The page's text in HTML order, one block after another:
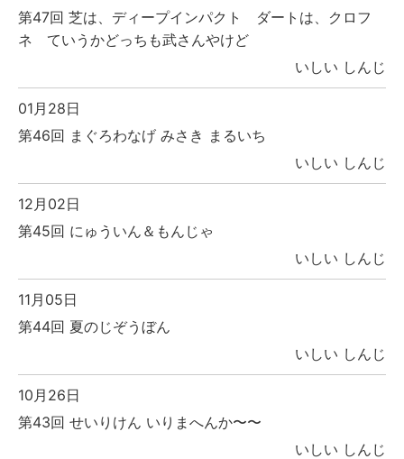
第47回 芝は、ディープインパクト ダートは、クロフ
ネ ていうかどっちも武さんやけど
いしい しんじ
01月28日
第46回 まぐろわなげ みさき まるいち
いしい しんじ
12月02日
第45回 にゅういん＆もんじゃ
いしい しんじ
11月05日
第44回 夏のじぞうぼん
いしい しんじ
10月26日
第43回 せいりけん いりまへんか〜〜
いしい しんじ